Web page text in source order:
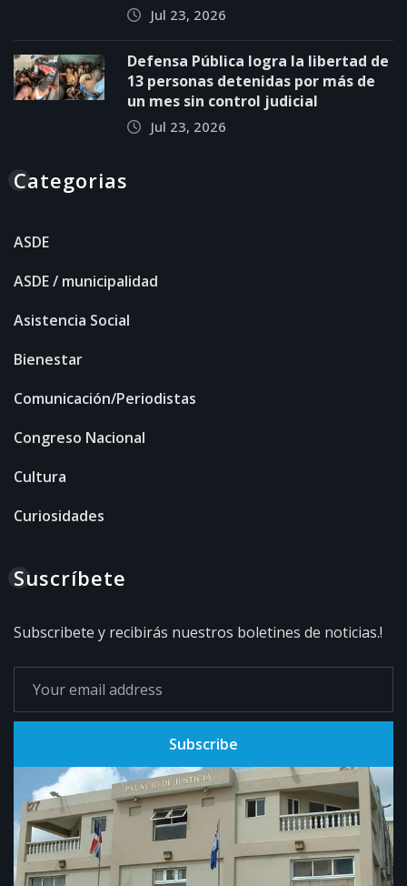
Jul 23, 2026
Defensa Pública logra la libertad de
13 personas detenidas por más de
un mes sin control judicial
Jul 23, 2026
Categorias
ASDE
ASDE / municipalidad
Asistencia Social
Bienestar
Comunicación/Periodistas
Congreso Nacional
Cultura
Curiosidades
Suscríbete
Subscribete y recibirás nuestros boletines de noticias.!
Subscribe